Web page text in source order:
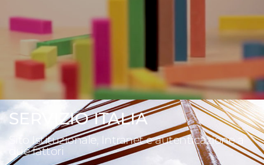
SERVIZIO ITALIA
Sito Istituzionale, Intranet e autenticazione a
due fattori